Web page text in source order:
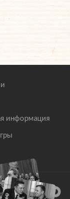
информация